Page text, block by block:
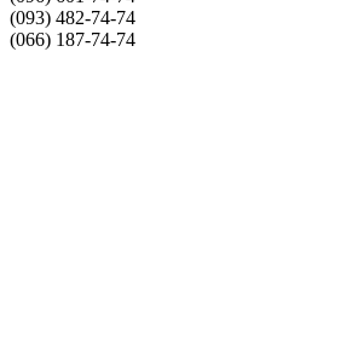
(093) 482-74-74
(066) 187-74-74